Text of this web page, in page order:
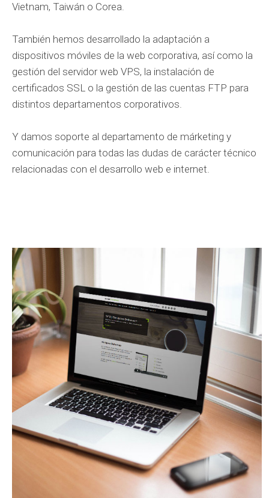
Vietnam, Taiwán o Corea.
También hemos desarrollado la adaptación a
dispositivos móviles de la web corporativa, así como la
gestión del servidor web VPS, la instalación de
certificados SSL o la gestión de las cuentas FTP para
distintos departamentos corporativos.
Y damos soporte al departamento de márketing y
comunicación para todas las dudas de carácter técnico
relacionadas con el desarrollo web e internet.